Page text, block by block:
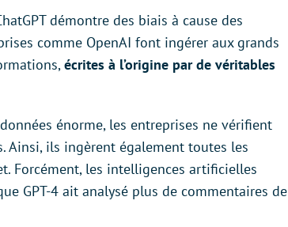
démontre des biais à cause des
comme OpenAI font ingérer aux grands
écrites à l’origine par de véritables
énorme, les entreprises ne vérifient
Ainsi, ils ingèrent également toutes les
Forcément, les intelligences artificielles
GPT-4 ait analysé plus de commentaires de